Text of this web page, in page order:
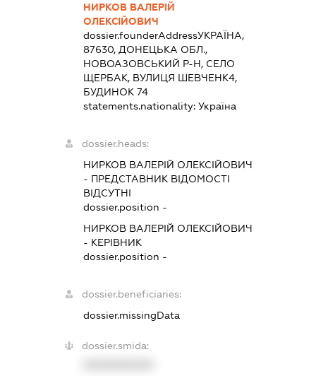
НИРКОВ ВАЛЕРІЙ
ОЛЕКСІЙОВИЧ
dossier.founderAddressУКРАЇНА,
87630, ДОНЕЦЬКА ОБЛ.,
НОВОАЗОВСЬКИЙ Р-Н, СЕЛО
ЩЕРБАК, ВУЛИЦЯ ШЕВЧЕНК4,
БУДИНОК 74
statements.nationality: Україна
dossier.heads:
НИРКОВ ВАЛЕРІЙ ОЛЕКСІЙОВИЧ
- ПРЕДСТАВНИК ВІДОМОСТІ
ВІДСУТНІ
dossier.position -
НИРКОВ ВАЛЕРІЙ ОЛЕКСІЙОВИЧ
- КЕРІВНИК
dossier.position -
dossier.beneficiaries:
dossier.missingData
dossier.smida: